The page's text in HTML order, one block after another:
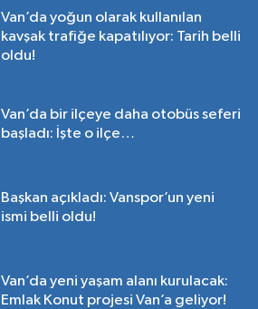
Van’da yoğun olarak kullanılan
kavşak trafiğe kapatılıyor: Tarih belli
oldu!
Van’da bir ilçeye daha otobüs seferi
başladı: İşte o ilçe…
Başkan açıkladı: Vanspor’un yeni
ismi belli oldu!
Van’da yeni yaşam alanı kurulacak:
Emlak Konut projesi Van’a geliyor!